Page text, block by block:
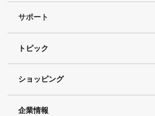
サポート
トピック
ショッピング
企業情報